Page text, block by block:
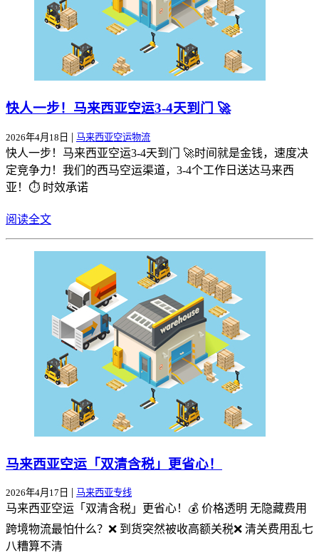
快人一步！马来西亚空运3-4天到门 🚀
2026年4月18日 | 马来西亚空运物流
快人一步！马来西亚空运3-4天到门 🚀时间就是金钱，速度决
定竞争力！我们的西马空运渠道，3-4个工作日送达马来西
亚！⏱️ 时效承诺
阅读全文
马来西亚空运「双清含税」更省心！
2026年4月17日 | 马来西亚专线
马来西亚空运「双清含税」更省心！💰 价格透明 无隐藏费用
跨境物流最怕什么？❌ 到货突然被收高额关税❌ 清关费用乱七
八糟算不清